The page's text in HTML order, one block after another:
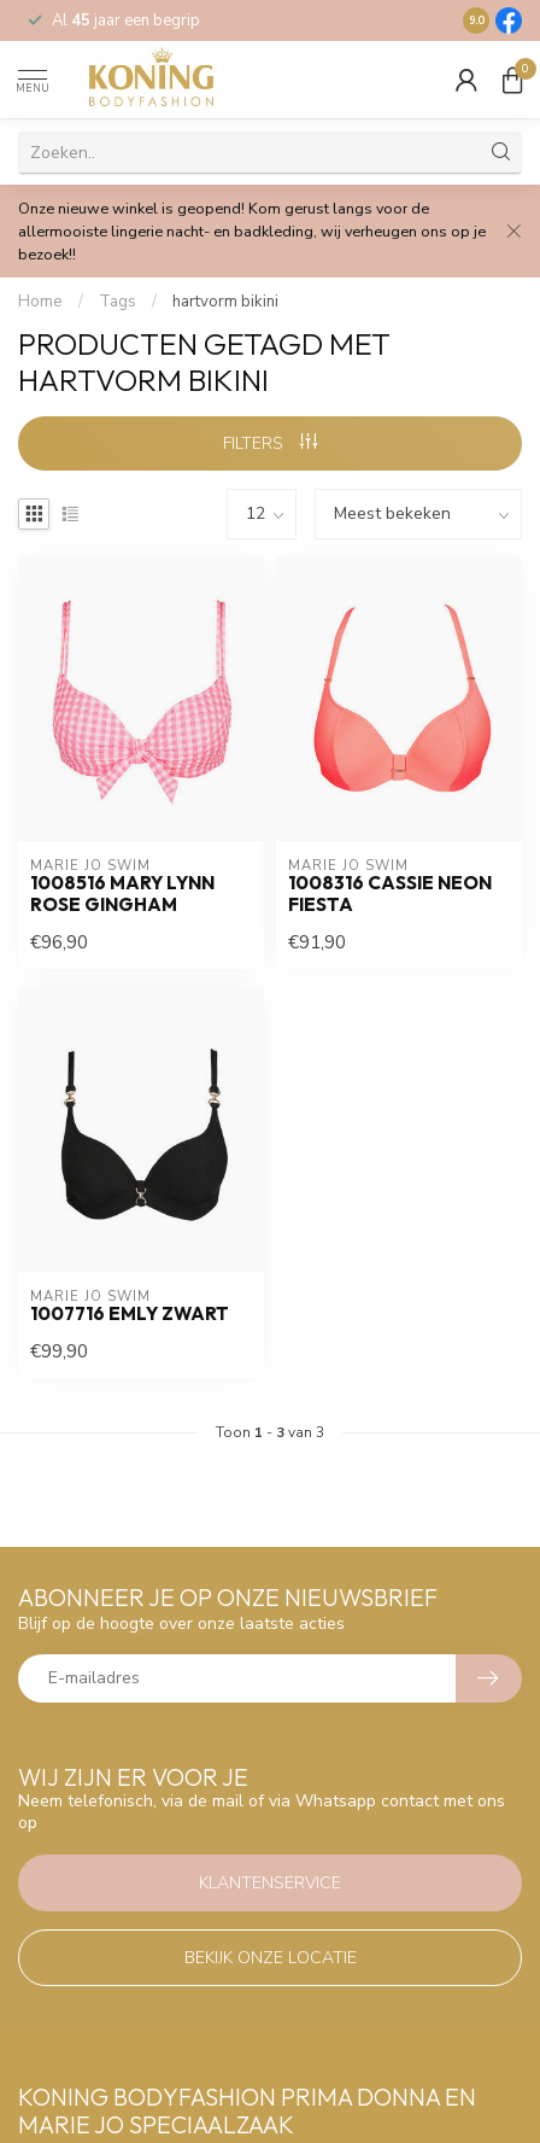
Al 45 jaar een begrip Gratis
9.0
MENU
0
Onze nieuwe winkel is geopend! Kom gerust langs voor de
allermooiste lingerie nacht- en badkleding, wij verheugen ons op je
bezoek!!
Home / Tags / hartvorm bikini
PRODUCTEN GETAGD MET
HARTVORM BIKINI
FILTERS
MARIE JO SWIM
1008516 MARY LYNN
ROSE GINGHAM
€96,90
MARIE JO SWIM
1008316 CASSIE NEON
FIESTA
€91,90
MARIE JO SWIM
1007716 EMLY ZWART
€99,90
Toon 1 - 3van 3
WIJ ZIJN ER VOOR JE
Neem telefonisch, via de mail of via Whatsapp contact met ons
op
KLANTENSERVICE
BEKIJK ONZE LOCATIE
ABONNEER JE OP ONZE NIEUWSBRIEF
Blijf op de hoogte over onze laatste acties
KONING BODYFASHION PRIMA DONNA EN
MARIE JO SPECIAALZAAK